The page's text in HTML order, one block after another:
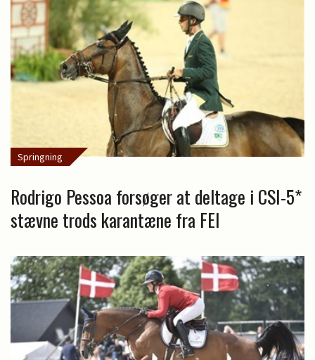
Springning
Rodrigo Pessoa forsøger at deltage i CSI-5*
stævne trods karantæne fra FEI